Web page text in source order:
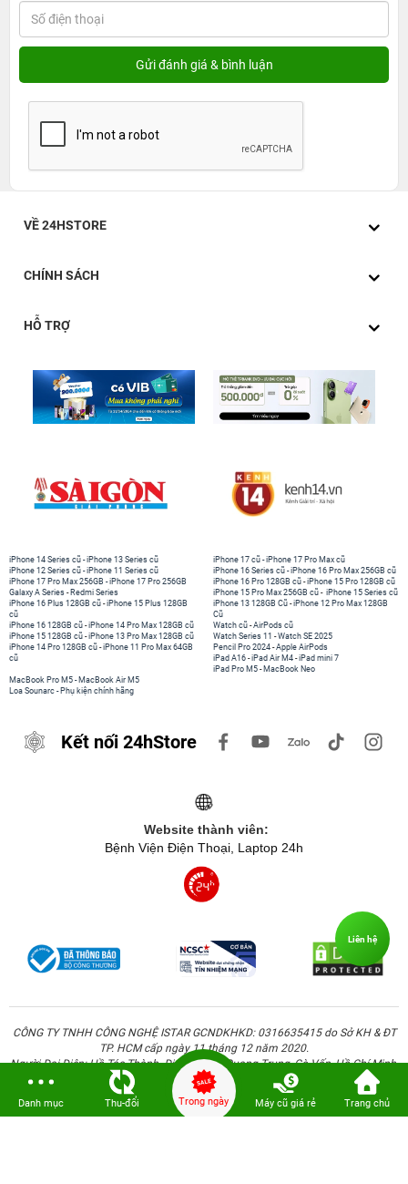
VỀ 24HSTORE
CHÍNH SÁCH
HỖ TRỢ
iPhone 14 Series cũ -iPhone 13 Series cũ
iPhone 12 Series cũ -iPhone 11 Series cũ
iPhone 17 Pro Max 256GB -iPhone 17 Pro 256GB
Galaxy A Series - Redmi Series
iPhone 17 cũ -iPhone 17 Pro Max cũ
iPhone 16 Series cũ - iPhone 16 Pro Max 256GB cũ
iPhone 16 Pro 128GB cũ -iPhone 15 Pro 128GB cũ
iPhone 15 Pro Max 256GB cũ - iPhone 15 Series cũ
iPhone 16 Plus 128GB cũ -iPhone 15 Plus 128GB
cũ
iPhone 16 128GB cũ -iPhone 14 Pro Max 128GB cũ
iPhone 15 128GB cũ -iPhone 13 Pro Max 128GB cũ
iPhone 14 Pro 128GB cũ -iPhone 11 Pro Max 64GB
cũ
iPhone 13 128GB Cũ -iPhone 12 Pro Max 128GB
Cũ
Watch cũ -AirPods cũ
Watch Series 11 -Watch SE 2025
Pencil Pro 2024 -Apple AirPods
iPad A16 -iPad Air M4 -iPad mini 7
iPad Pro M5 - MacBook Neo
MacBook Pro M5 - MacBook Air M5
Loa Sounarc - Phụ kiện chính hãng
Kết nối 24hStore
Website thành viên:
Bệnh Viện Điện Thoại, Laptop 24h
CÔNG TY TNHH CÔNG NGHỆ ISTAR GCNDKHKD: 0316635415 do Sở KH & ĐT
TP. HCM cấp ngày 11 tháng 12 năm 2020.
Người Đại Diện: Hồ Tác Thành. Địa chỉ: 389 Quang Trung, Gò Vấp, Hồ Chí Minh.
Danh mục Thu-đổi Trong ngày Máy cũ giá rẻ Trang chủ
Liên hệ